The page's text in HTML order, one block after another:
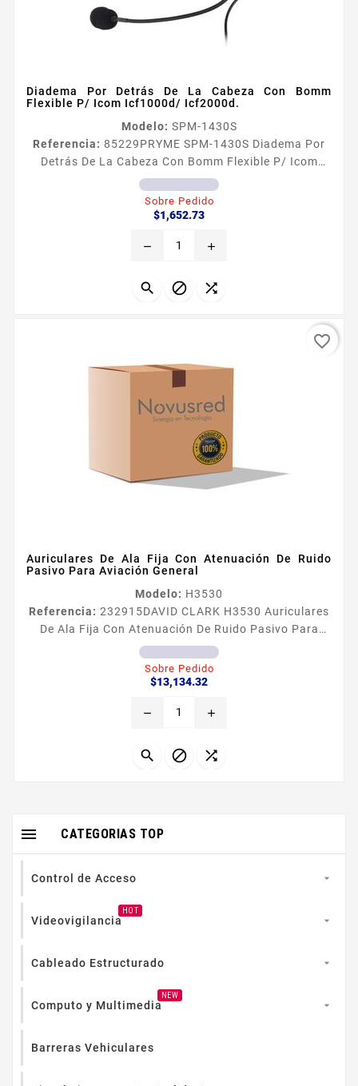
Diadema Por Detrás De La Cabeza Con Bomm
Flexible P/ Icom Icf1000d/ Icf2000d.
Modelo: SPM-1430S
Referencia: 85229PRYME SPM-1430S Diadema Por
Detrás De La Cabeza Con Bomm Flexible P/ Icom
Icf1000d/ Icf2000d. DIADEMA POR DETRÁS DE LA
CABEZA CON BOMM FLEXIBLE Diadema ajustable y
cómoda para largas jornadas de trabajo Cancelación
para máxima durabilidad DIADEMA POR DETRÁS DE
ICF2000D
Sobre Pedido
$1,652.73Precio
remove add
  
Auriculares De Ala Fija Con Atenuación De Ruido
Pasivo Para Aviación General
Modelo: H3530
Referencia: 232915DAVID CLARK H3530 Auriculares
De Ala Fija Con Atenuación De Ruido Pasivo Para
3300 estaacuten disentildeados para proporcionar
comunicaciones niacutetidas y claras y una
mucho ruido El auricular con microacutefono H3530
su uso en aplicaciones...
Sobre Pedido
$13,134.32Precio
remove add
  
favorite_border
CATEGORIAS TOP

Control de Acceso 
Videovigilancia
HOT

Cableado Estructurado 
Computo y Multimedia
NEW

Barreras Vehiculares